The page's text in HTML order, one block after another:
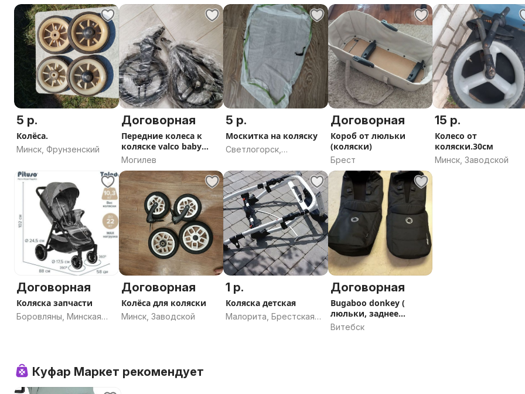
5 р.
Колёса.
Минск, Фрунзенский
Договорная
Передние колеса к
коляске valco baby
snap duo
Могилев
5 р.
Москитка на коляску
Светлогорск,
Договорная
Короб от люльки
(коляски)
Брест
15 р.
Колесо от
коляски.30см
Минск, Заводской
Договорная
Коляска запчасти
Боровляны, Минская
Договорная
Колёса для коляски
Минск, Заводской
1 р.
Коляска детская
Малорита, Брестская
Договорная
Bugaboo donkey (
люльки, заднее
колесо с тормозом)
Витебск
Куфар Маркет рекомендует